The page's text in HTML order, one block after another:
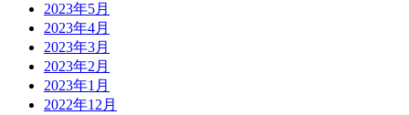
2023年5月
2023年4月
2023年3月
2023年2月
2023年1月
2022年12月